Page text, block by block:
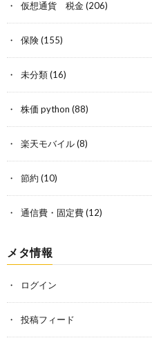
仮想通貨 税金(206)
保険(155)
未分類(16)
株価 python (88)
楽天モバイル(8)
節約 (10)
通信費・固定費(12)
メタ情報
ログイン
投稿フィード